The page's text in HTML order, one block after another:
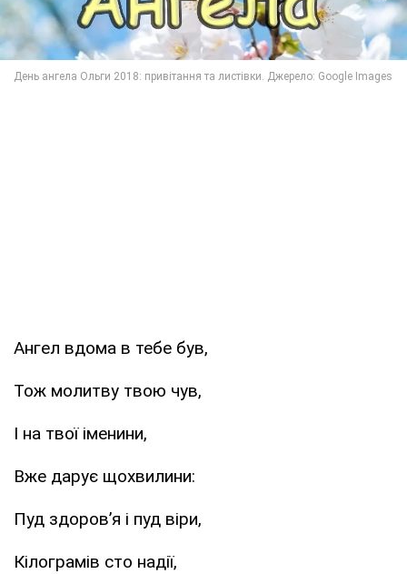
Ангел вдома в тебе був,
Тож молитву твою чув,
І на твої іменини,
Вже дарує щохвилини:
Пуд здоров’я і пуд віри,
Кілограмів сто надії,